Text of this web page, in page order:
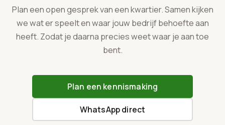
Plan een open gesprek van een kwartier. Samen kijken
we wat er speelt en waar jouw bedrijf behoefte aan
heeft. Zodat je daarna precies weet waar je aan toe
bent.
Plan een kennismaking
WhatsApp direct